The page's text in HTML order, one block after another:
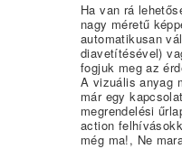
Ha van rá
nagy méretű
automatikusan
diavetítésével)
fogjuk meg az
A vizuális anyag
már egy
megrendelési
action
még ma!, Ne